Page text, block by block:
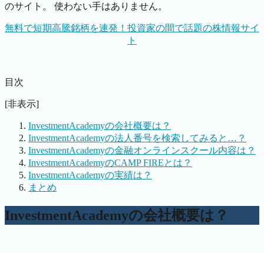
のサイト。 使わない手はありません。
無料で短期高騰銘柄を連発！投資家の間で話題の株情報サイ
ト
目次
[非表示]
InvestmentAcademyの会社概要は？
InvestmentAcademyの法人番号を検索してみると…？
InvestmentAcademyの金融オンラインスクール内容は？
InvestmentAcademyのCAMP FIREとは？
InvestmentAcademyの実績は？
まとめ
InvestmentAcademyの会社概要は？